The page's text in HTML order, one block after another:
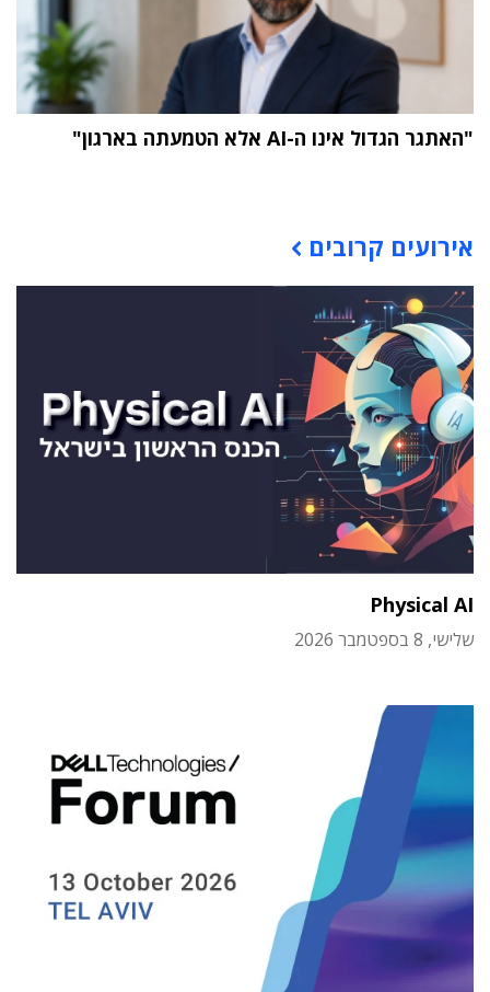
"האתגר הגדול אינו ה-AI אלא הטמעתה בארגון"
אירועים קרובים
Physical AI
שלישי, 8 בספטמבר 2026